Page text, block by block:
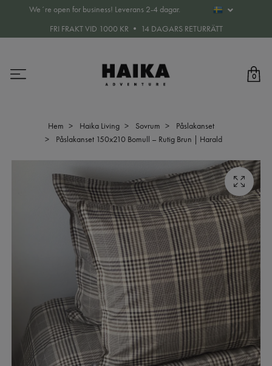
We´re open for business! Leverans 2-4 dagar.
FRI FRAKT VID 1000 KR • 14 DAGARS RETURRÄTT
0
Hem Haika Living Sovrum
Påslakanset
Påslakanset 150x210 Bomull – Rutig Brun | Harald